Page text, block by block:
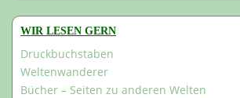
WIR LESEN GERN
Druckbuchstaben
Weltenwanderer
Bücher – Seiten zu anderen Welten